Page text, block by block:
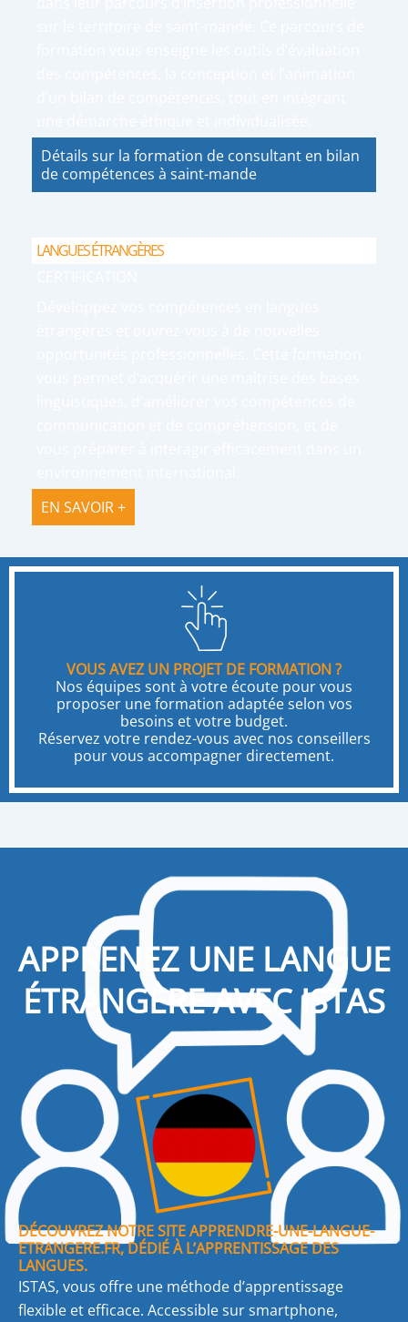
Détails sur la formation de consultant en bilan
de compétences à saint-mande
LANGUES ÉTRANGÈRES
EN SAVOIR +
VOUS AVEZ UN PROJET DE FORMATION ?
Nos équipes sont à votre écoute pour vous
proposer une formation adaptée selon vos
besoins et votre budget.
Réservez votre rendez-vous avec nos conseillers
pour vous accompagner directement.
APPRENEZ UNE LANGUE
ÉTRANGÈRE AVEC ISTAS
DÉCOUVREZ NOTRE SITE APPRENDRE-UNE-LANGUE-
ETRANGERE.FR, DÉDIÉ À L’APPRENTISSAGE DES
LANGUES.
ISTAS, vous offre une méthode d’apprentissage
flexible et efficace. Accessible sur smartphone,